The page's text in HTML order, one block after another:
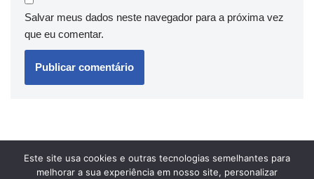
Salvar meus dados neste navegador para a próxima vez
que eu comentar.
Este site usa cookies e outras tecnologias semelhantes para
melhorar a sua experiência em nosso site, personalizar